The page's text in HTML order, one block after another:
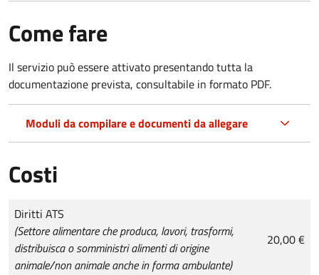
Come fare
Il servizio può essere attivato presentando tutta la
documentazione prevista, consultabile in formato PDF.
Moduli da compilare e documenti da allegare
Costi
Tipo di pagamento
Importo
Diritti ATS
(Settore alimentare che produca, lavori, trasformi,
distribuisca o somministri alimenti di origine
animale/non animale anche in forma ambulante)
20,00 €